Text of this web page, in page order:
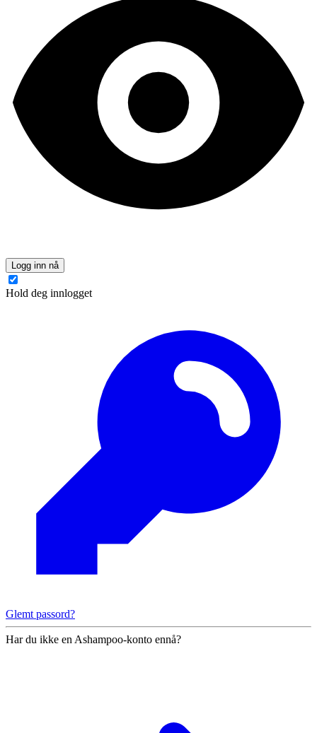
Logg inn nå
Hold deg innlogget
Glemt passord?
Har du ikke en Ashampoo-konto ennå?